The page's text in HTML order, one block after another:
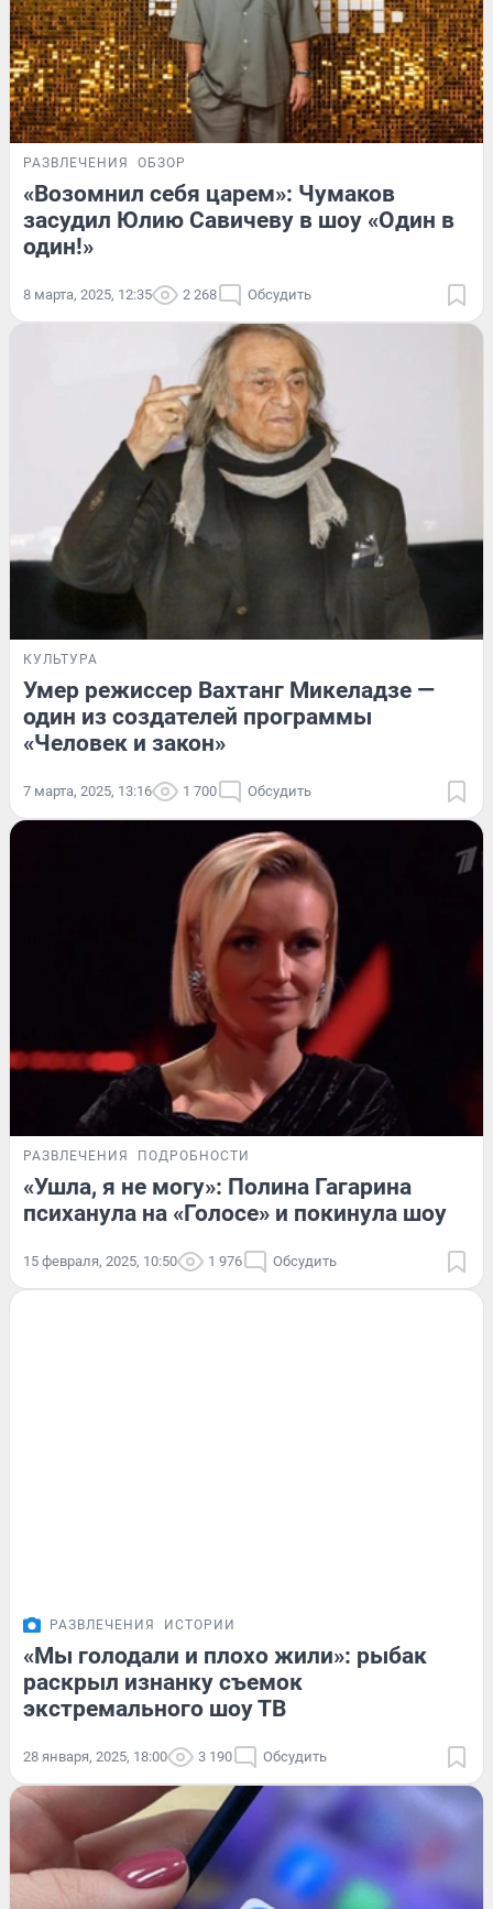
РАЗВЛЕЧЕНИЯ ОБЗОР
«Возомнил себя царем»: Чумаков
засудил Юлию Савичеву в шоу «Один в
один!»
8 марта, 2025, 12:35 2 268 Обсудить
КУЛЬТУРА
Умер режиссер Вахтанг Микеладзе —
один из создателей программы
«Человек и закон»
7 марта, 2025, 13:16 1 700 Обсудить
РАЗВЛЕЧЕНИЯ ПОДРОБНОСТИ
«Ушла, я не могу»: Полина Гагарина
психанула на «Голосе» и покинула шоу
15 февраля, 2025, 10:50 1 976 Обсудить
РАЗВЛЕЧЕНИЯ ИСТОРИИ
«Мы голодали и плохо жили»: рыбак
раскрыл изнанку съемок
экстремального шоу ТВ
28 января, 2025, 18:00 3 190 Обсудить